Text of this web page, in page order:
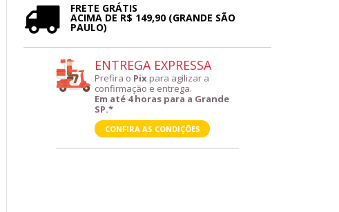
FRETE GRÁTIS
ACIMA DE R$ 149,90 (GRANDE SÃO
PAULO)
ENTREGA EXPRESSA
Prefira o Pix para agilizar a
confirmação e entrega.
Em até 4 horas para a Grande
SP.*
CONFIRA AS CONDIÇÕES